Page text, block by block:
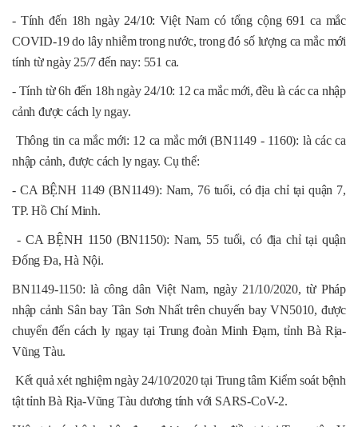
- Tính đến 18h ngày 24/10: Việt Nam có tổng cộng 691 ca mắc
COVID-19 do lây nhiễm trong nước, trong đó số lượng ca mắc mới
tính từ ngày 25/7 đến nay: 551 ca.
- Tính từ 6h đến 18h ngày 24/10: 12 ca mắc mới, đều là các ca nhập
cảnh được cách ly ngay.
Thông tin ca mắc mới: 12 ca mắc mới (BN1149 - 1160): là các ca
nhập cảnh, được cách ly ngay. Cụ thể:
- CA BỆNH 1149 (BN1149): Nam, 76 tuổi, có địa chỉ tại quận 7,
TP. Hồ Chí Minh.
- CA BỆNH 1150 (BN1150): Nam, 55 tuổi, có địa chỉ tại quận
Đống Đa, Hà Nội.
BN1149-1150: là công dân Việt Nam, ngày 21/10/2020, từ Pháp
nhập cảnh Sân bay Tân Sơn Nhất trên chuyến bay VN5010, được
chuyển đến cách ly ngay tại Trung đoàn Minh Đạm, tỉnh Bà Rịa-
Vũng Tàu.
Kết quả xét nghiệm ngày 24/10/2020 tại Trung tâm Kiểm soát bệnh
tật tỉnh Bà Rịa-Vũng Tàu dương tính với SARS-CoV-2.